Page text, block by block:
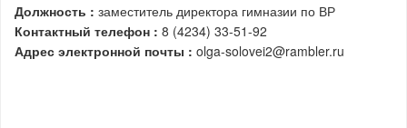
Должность : заместитель директора гимназии по ВР
Контактный телефон : 8 (4234) 33-51-92
Адрес электронной почты : olga-solovei2@rambler.ru